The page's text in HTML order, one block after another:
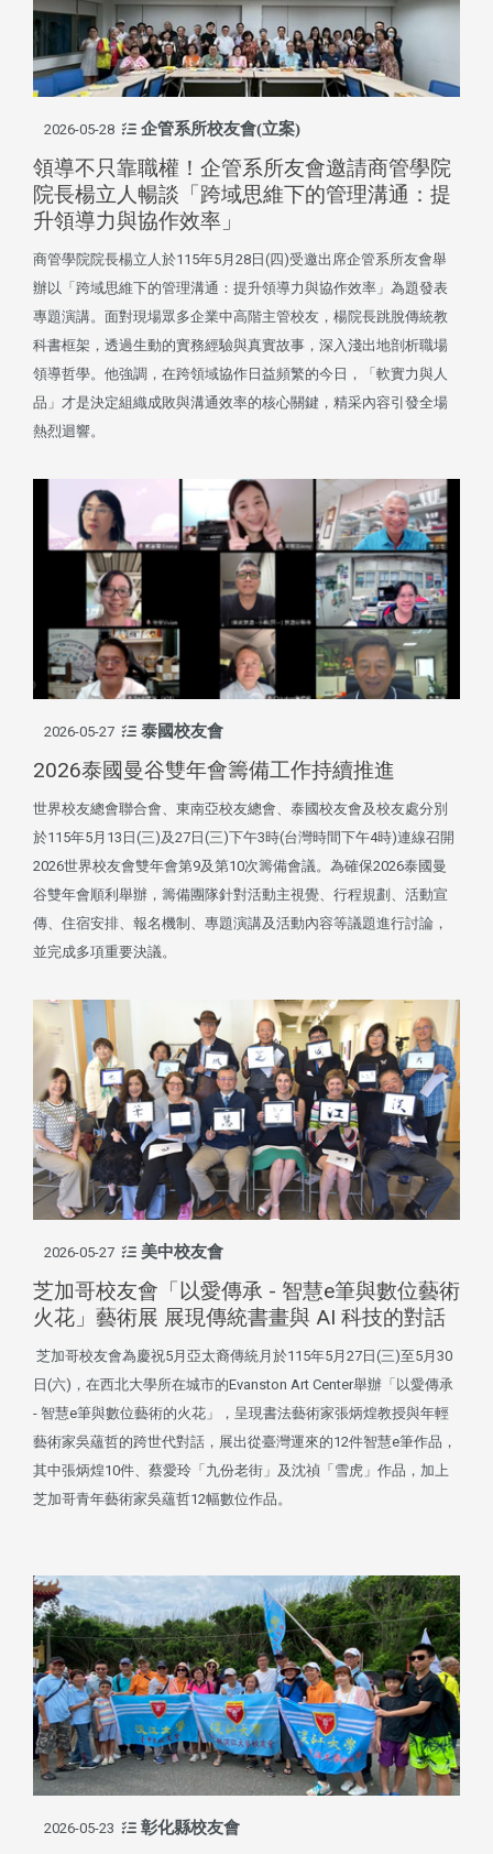
2026-05-28 企管系所校友會(立案)
領導不只靠職權！企管系所友會邀請商管學院
院長楊立人暢談「跨域思維下的管理溝通：提
升領導力與協作效率」
商管學院院長楊立人於115年5月28日(四)受邀出席企管系所友會舉
辦以「跨域思維下的管理溝通：提升領導力與協作效率」為題發表
專題演講。面對現場眾多企業中高階主管校友，楊院長跳脫傳統教
科書框架，透過生動的實務經驗與真實故事，深入淺出地剖析職場
領導哲學。他強調，在跨領域協作日益頻繁的今日，「軟實力與人
品」才是決定組織成敗與溝通效率的核心關鍵，精采內容引發全場
熱烈迴響。
2026-05-27 泰國校友會
2026泰國曼谷雙年會籌備工作持續推進
世界校友總會聯合會、東南亞校友總會、泰國校友會及校友處分別
於115年5月13日(三)及27日(三)下午3時(台灣時間下午4時)連線召開
2026世界校友會雙年會第9及第10次籌備會議。為確保2026泰國曼
谷雙年會順利舉辦，籌備團隊針對活動主視覺、行程規劃、活動宣
傳、住宿安排、報名機制、專題演講及活動內容等議題進行討論，
並完成多項重要決議。
2026-05-27 美中校友會
芝加哥校友會「以愛傳承 - 智慧e筆與數位藝術
火花」藝術展 展現傳統書畫與 AI 科技的對話
芝加哥校友會為慶祝5月亞太裔傳統月於115年5月27日(三)至5月30
日(六)，在西北大學所在城市的Evanston Art Center舉辦「以愛傳承
- 智慧e筆與數位藝術的火花」，呈現書法藝術家張炳煌教授與年輕
藝術家吳蘊哲的跨世代對話，展出從臺灣運來的12件智慧e筆作品，
其中張炳煌10件、蔡愛玲「九份老街」及沈禎「雪虎」作品，加上
芝加哥青年藝術家吳蘊哲12幅數位作品。
2026-05-23 彰化縣校友會